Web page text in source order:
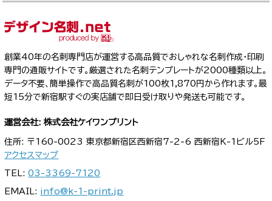
創業40年の名刺専門店が運営する高品質でおしゃれな名刺作成・印刷
専門の通販サイトです。厳選された名刺テンプレートが2000種類以上。
データ不要、簡単操作で高品質名刺が100枚1,870円から作れます。最
短15分で新宿駅すぐの実店舗で即日受け取りや発送も可能です。
運営会社: 株式会社ケイワンプリント
住所: 〒160-0023 東京都新宿区西新宿7-2-6 西新宿K-1ビル5F
アクセスマップ
TEL:03-3369-7120
EMAIL: info@k-1-print.jp